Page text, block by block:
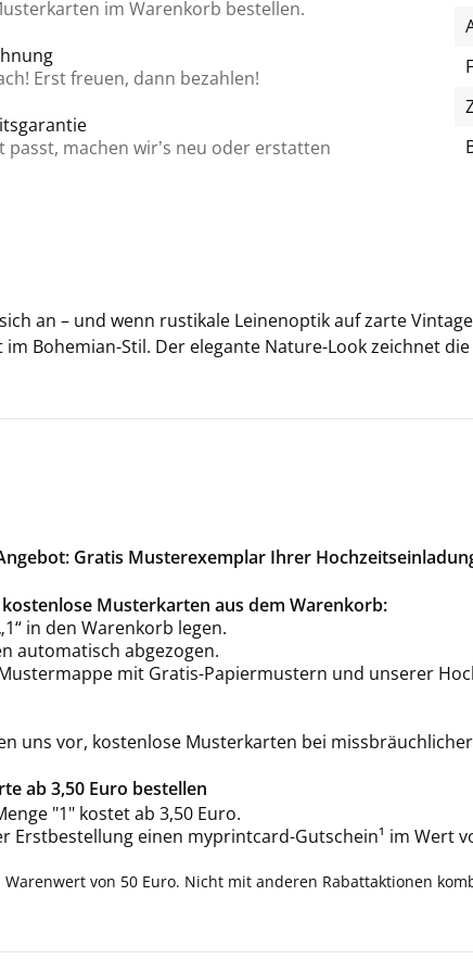
im Warenkorb bestellen.
Erst freuen, dann bezahlen!
passt, machen wir’s neu oder erstatten
an – und wenn rus­ti­ka­le Lei­nen­op­tik auf zarte
Bohemian-​Stil. Der ele­gan­te Nature-​Look zeich­net
Gratis Musterexemplar Ihrer
Musterkarten aus dem Warenkorb:
in den Warenkorb legen.
automatisch abgezogen.
mit Gratis-Papiermustern und unserer
uns vor, kostenlose Musterkarten bei
ab 3,50 Euro bestellen
"1" kostet ab 3,50 Euro.
Erstbestellung einen myprintcard-Gutschein¹ im Wert
Warenwert von 50 Euro. Nicht mit anderen Rabattaktionen